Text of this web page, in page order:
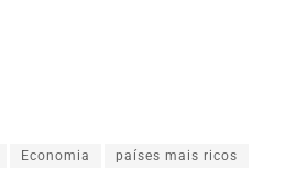
Economia países mais ricos